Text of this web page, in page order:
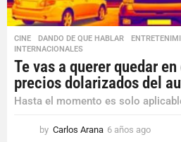
CINE ,DANDO DE QUE HABLAR ,
INTERNACIONALES
Te vas a querer quedar
precios dolarizados del
Hasta el momento es solo
by Carlos Arana 6 años ago